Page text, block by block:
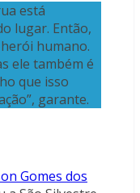
está
lugar. Então,
humano.
ele também é
que isso
garante.
Gomes dos